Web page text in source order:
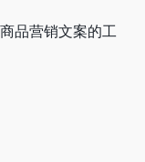
品营销文案的工